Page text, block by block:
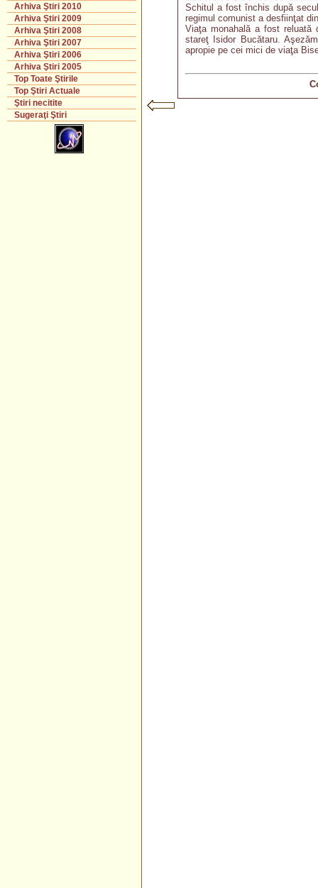
Arhiva Ştiri 2010
Arhiva Ştiri 2009
Arhiva Ştiri 2008
Arhiva Ştiri 2007
Arhiva Ştiri 2006
Arhiva Ştiri 2005
Top Toate Ştirile
Top Ştiri Actuale
Ştiri necitite
Sugeraţi Ştiri
Schitul a fost închis după
regimul comunist a desfiinţat
Viaţa monahală a fost reluată
stareţ Isidor Bucătaru.
apropie pe cei mici de viaţa